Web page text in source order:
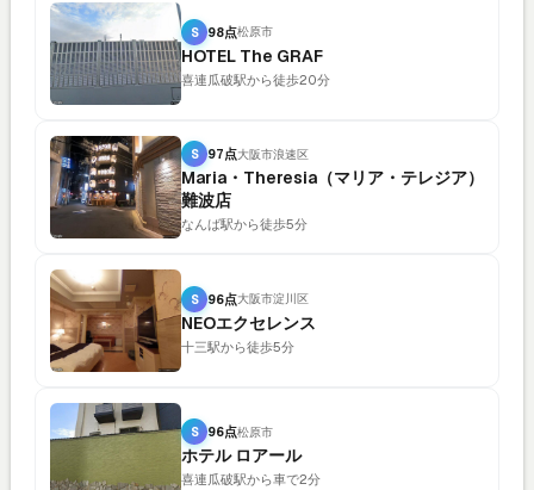
S 98点松原市
HOTEL The GRAF
喜連瓜破駅から徒歩20分
S 97点大阪市浪速区
Maria・Theresia（マリア・テレジア）
難波店
なんば駅から徒歩5分
S 96点大阪市淀川区
NEOエクセレンス
十三駅から徒歩5分
S 96点松原市
ホテル ロアール
喜連瓜破駅から車で2分